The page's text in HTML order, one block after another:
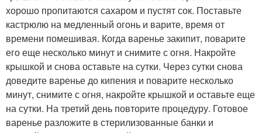
хорошо пропитаются сахаром и пустят сок. Поставьте
кастрюлю на медленный огонь и варите, время от
времени помешивая. Когда варенье закипит, поварите
его еще несколько минут и снимите с огня. Накройте
крышкой и снова оставьте на сутки. Через сутки снова
доведите варенье до кипения и поварите несколько
минут, снимите с огня, накройте крышкой и оставьте еще
на сутки. На третий день повторите процедуру. Готовое
варенье разложите в стерилизованные банки и